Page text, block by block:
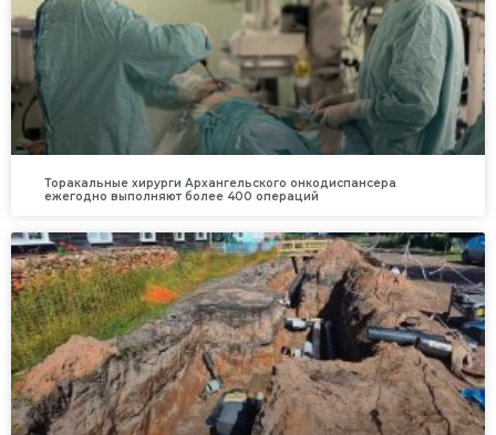
Торакальные хирурги Архангельского онкодиспансера
ежегодно выполняют более 400 операций